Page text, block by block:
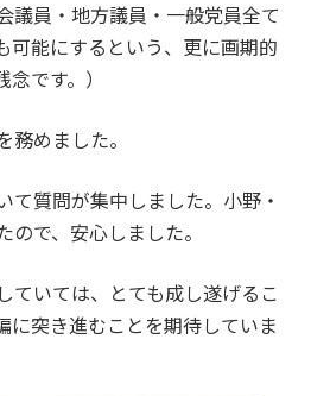
議員・地方議員・一般党員全て
可能にするという、更に画期的
です。）
めました。
質問が集中しました。小野・
で、安心しました。
ていては、とても成し遂げるこ
に突き進むことを期待していま